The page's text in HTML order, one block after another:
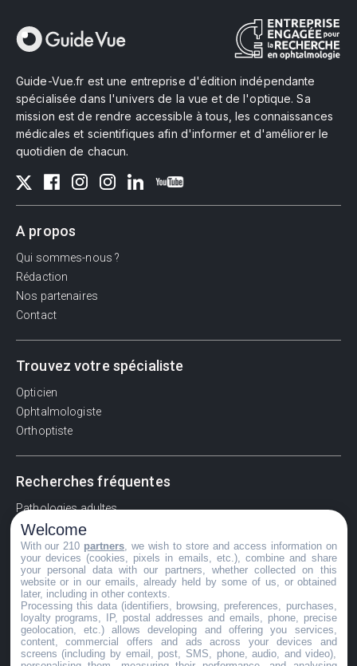
Guide-Vue.fr est une entreprise d'édition indépendante
spécialisée dans l'univers de la vue et de l'optique. Sa
mission est de rendre accessible à tous, les connaissances
médicales et scientifiques afin d'informer et d'améliorer le
quotidien de chacun.
A propos
Qui sommes-nous ?
Rédaction
Nos partenaires
Contact
Trouvez votre spécialiste
Opticien
Ophtalmologiste
Orthoptiste
Recherches fréquentes
Pathologies adultes
Signes d'une urgence ophtalmologique
La vision
Acuité visuelle
Myosis / mydriase
Œdème oculaire
©GuideVue2024
Welcome
With our 210 partners , we wish to store and access information on
your devices (cookies, pixels in emails, etc.), combine and share
your personal data with our partners, whether collected on this
website or in our emails, already held by some of us, or obtained
later, including in other contexts.
Processing this data (identifiers, browsing, preferences, purchases,
loyalty programs, IP, postal addresses and emails, phone, precise
geolocation, etc.) allows developing and offering you services,
content, commercial offers and ads across your devices and
screens (including by email, post, SMS, phone, audio, and video),